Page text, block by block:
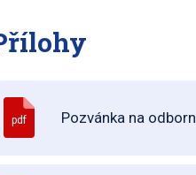
pdf Pozvánka na